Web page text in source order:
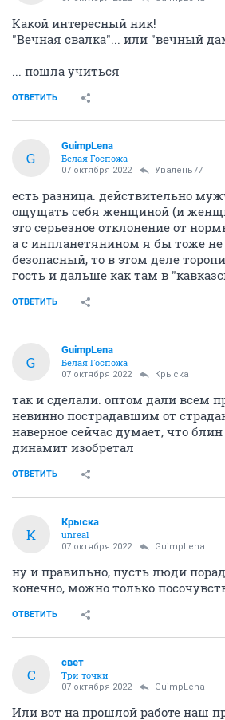
Какой интересный ник!
"Вечная свалка"... или "вечный
... пошла учиться
ОТВЕТИТЬ
G
GuimpLena
Белая Госпожа
07 октября 2022 Увалень77
есть разница. действительно
ощущать себя женщиной (и
это серьезное отклонение от
а с инпланетянином я бы тоже
безопасный, то в этом деле
гость и дальше как там в
ОТВЕТИТЬ
G
GuimpLena
Белая Госпожа
07 октября 2022 Крыска
так и сделали. оптом дали всем
невинно пострадавшим от
наверное сейчас думает, что
динамит изобретал
ОТВЕТИТЬ
К
Крыска
unreal
07 октября 2022 GuimpLena
ну и правильно, пусть люди
конечно, можно только
ОТВЕТИТЬ
С
свет
Три точки
07 октября 2022 GuimpLena
Или вот на прошлой работе наш